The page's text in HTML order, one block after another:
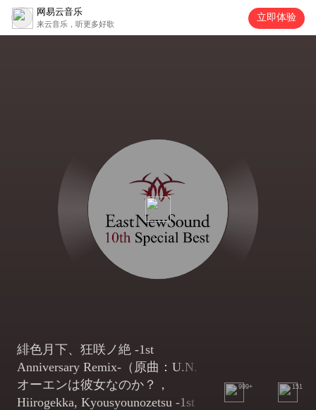
网易云音乐
来云音乐，听更多好歌
立即体验
緋色月下、狂咲ノ絶 -1st
Anniversary Remix-（原曲：U.N.
オーエンは彼女なのか？，
Hiirogekka, Kyousyounozetsu -1st
999+ 151